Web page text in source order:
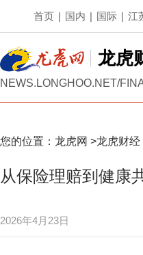
首页 | 国内 | 国际 | 江
龙虎
NEWS.LONGHOO.NET/
您的位置： 龙虎网 >龙虎财经
从保险理赔到健康
2026年4月23日